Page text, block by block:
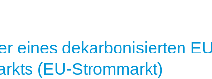
eines dekarbonisierten
(EU-Strommarkt)